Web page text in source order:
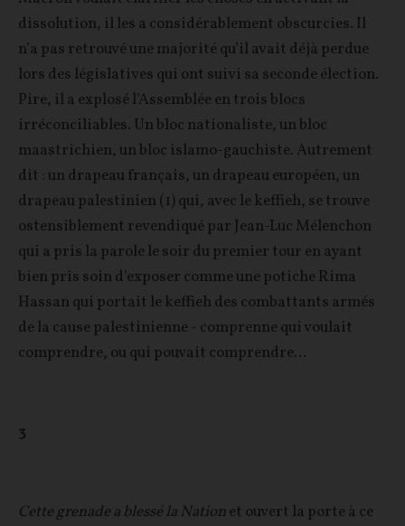
dissolution, il les a considérablement obscurcies. Il
n’a pas retrouvé une majorité qu’il avait déjà perdue
lors des législatives qui ont suivi sa seconde élection.
Pire, il a explosé l’Assemblée en trois blocs
irréconciliables. Un bloc nationaliste, un bloc
maastrichien, un bloc islamo-gauchiste. Autrement
dit : un drapeau français, un drapeau européen, un
drapeau palestinien (1) qui, avec le keffieh, se trouve
ostensiblement revendiqué par Jean-Luc Mélenchon
qui a pris la parole le soir du premier tour en ayant
bien pris soin d’exposer comme une potiche Rima
Hassan qui portait le keffieh des combattants armés
de la cause palestinienne - comprenne qui voulait
comprendre, ou qui pouvait comprendre...
3
Cette grenade a blessé la Nationet ouvert la porte à ce